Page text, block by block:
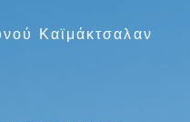
Καϊμάκτσαλαν